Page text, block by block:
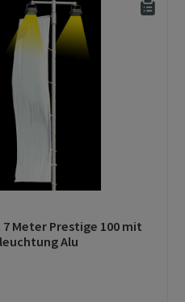
von 0 von 5 Sternen
Meter Prestige 100 mit
Alu